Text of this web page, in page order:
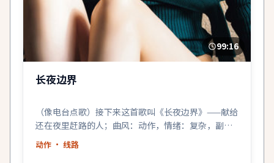
99:16
长夜边界
（像电台点歌）接下来这首歌叫《长夜边界》——献给
还在夜里赶路的人；曲风：动作，情绪：复杂，副
歌：很亮。
动作 · 线路